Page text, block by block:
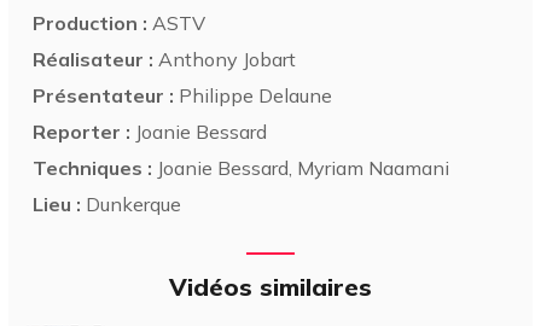
Production : ASTV
Réalisateur : Anthony Jobart
Présentateur : Philippe Delaune
Reporter : Joanie Bessard
Techniques : Joanie Bessard, Myriam Naamani
Lieu : Dunkerque
Vidéos similaires